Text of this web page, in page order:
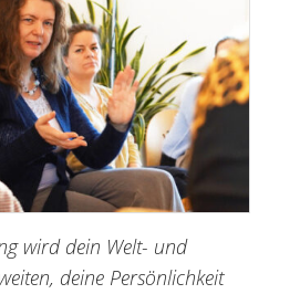
wird dein Welt- und
deine Persönlichkeit